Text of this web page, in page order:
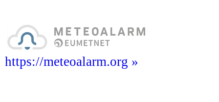
https://meteoalarm.org »